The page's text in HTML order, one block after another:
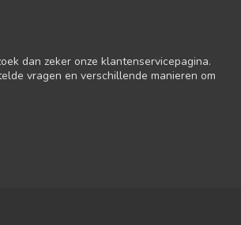
dan zeker onze klantenservicepagina.
vragen en verschillende manieren om